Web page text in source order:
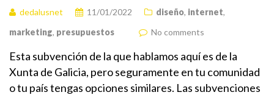
dedalusnet 11/01/2022 diseño, internet,
marketing, presupuestos No comments
Esta subvención de la que hablamos aquí es de la
Xunta de Galicia, pero seguramente en tu comunidad
o tu país tengas opciones similares. Las subvenciones